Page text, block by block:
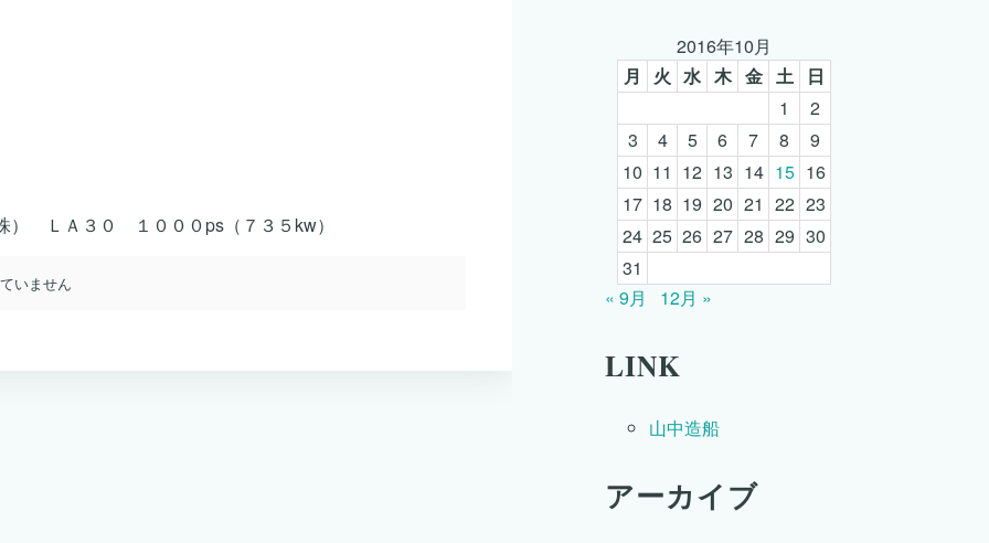
０ １０００ps（７３５kw）
いません
2016年10月
月
火 水 木 金 土
日
1
2
3
4 5 6 7 8
9
10 11 12 13 14 15 16
17 18 19 20 21 22 23
24 25 26 27 28 29 30
31
« 9月
12月 »
LINK
山中造船
アーカイブ